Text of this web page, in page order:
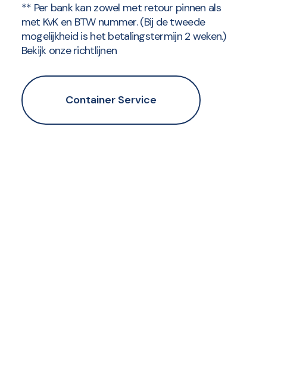
** Per bank kan zowel met retour pinnen als
met KvK en BTW nummer. (Bij de tweede
mogelijkheid is het betalingstermijn 2 weken.)
Bekijk onze richtlijnen
Container Service